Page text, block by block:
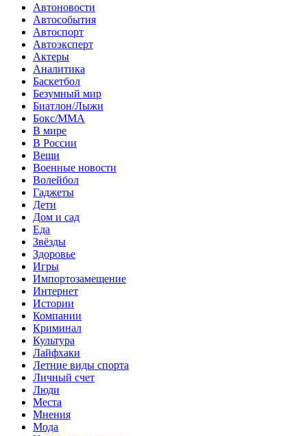
Автоновости
Автособытия
Автоспорт
Автоэксперт
Актеры
Аналитика
Баскетбол
Безумный мир
Биатлон/Лыжи
Бокс/MMA
В мире
В России
Вещи
Военные новости
Волейбол
Гаджеты
Дети
Дом и сад
Еда
Звёзды
Здоровье
Игры
Импортозамещение
Интернет
Истории
Компании
Криминал
Культура
Лайфхаки
Летние виды спорта
Личный счет
Люди
Места
Мнения
Мода